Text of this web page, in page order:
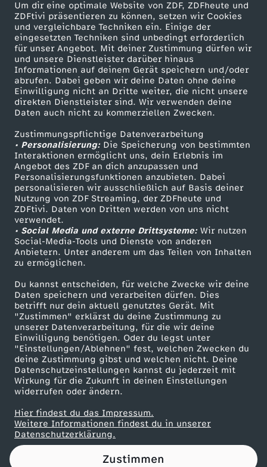
Um dir eine optimale Website von ZDF, ZDFheute und
ZDFtivi präsentieren zu können, setzen wir Cookies
und vergleichbare Techniken ein. Einige der
eingesetzten Techniken sind unbedingt erforderlich
für unser Angebot. Mit deiner Zustimmung dürfen wir
und unsere Dienstleister darüber hinaus
Informationen auf deinem Gerät speichern und/oder
abrufen. Dabei geben wir deine Daten ohne deine
Einwilligung nicht an Dritte weiter, die nicht unsere
direkten Dienstleister sind. Wir verwenden deine
Daten auch nicht zu kommerziellen Zwecken.
Zustimmungspflichtige Datenverarbeitung
• Personalisierung:Die Speicherung von bestimmten
Interaktionen ermöglicht uns, dein Erlebnis im
Angebot des ZDF an dich anzupassen und
Personalisierungsfunktionen anzubieten. Dabei
personalisieren wir ausschließlich auf Basis deiner
Nutzung von ZDF Streaming, der ZDFheute und
ZDFtivi. Daten von Dritten werden von uns nicht
verwendet.
• Social Media und externe Drittsysteme:Wir nutzen
Social-Media-Tools und Dienste von anderen
Anbietern. Unter anderem um das Teilen von Inhalten
zu ermöglichen.
Du kannst entscheiden, für welche Zwecke wir deine
Daten speichern und verarbeiten dürfen. Dies
betrifft nur dein aktuell genutztes Gerät. Mit
"Zustimmen" erklärst du deine Zustimmung zu
unserer Datenverarbeitung, für die wir deine
Einwilligung benötigen. Oder du legst unter
"Einstellungen/Ablehnen" fest, welchen Zwecken du
deine Zustimmung gibst und welchen nicht. Deine
Datenschutzeinstellungen kannst du jederzeit mit
Wirkung für die Zukunft in deinen Einstellungen
widerrufen oder ändern.
Hier findest du das Impressum.
Weitere Informationen findest du in unserer
Datenschutzerklärung.
Zustimmen
C
h
a
l
l
e
n
g
e
,
T
a
g
2
Mehr ZDF
ZDF-Apps
Smart TV
ZDFtext
Livestreams
Sendungen A-Z
TV-Programm
Service
ZDFmitreden
Kontakt zum ZDF
Tickets
Zuschauerservice
Hilfe
ZDF Unternehmen
Karriere
ZDF goes Schule
Werbefernsehen
Mainzelmännchen
Partner